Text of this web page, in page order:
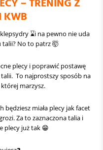
– TRENING Z
KWB
⌛i na pewno nie uda
talii? No to patrz 🤯
plecy i poprawić postawę
talii. To najprostszy sposób na
marzysz.
będziesz miała plecy jak facet
Za to zaznaczona talia i
plecy już tak 😁